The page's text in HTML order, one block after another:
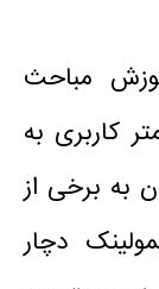
مباحث
کاربری به
به برخی از
دچار